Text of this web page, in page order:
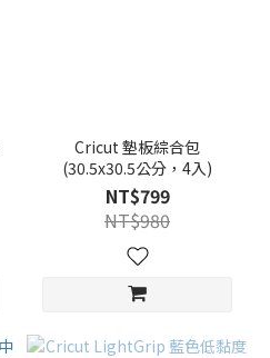
Cricut 墊板綜合包
(30.5x30.5公分，4入)
NT$799
NT$980